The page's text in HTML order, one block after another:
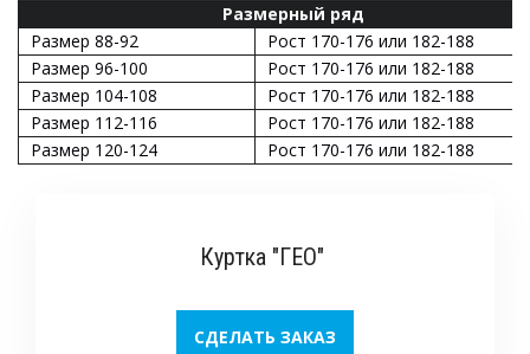
Размерный ряд
Размер 88-92
Рост 170-176 или 182-188
Размер 96-100
Рост 170-176 или 182-188
Размер 104-108
Рост 170-176 или 182-188
Размер 112-116
Рост 170-176 или 182-188
Размер 120-124
Рост 170-176 или 182-188
Куртка "ГЕО"
СДЕЛАТЬ ЗАКАЗ